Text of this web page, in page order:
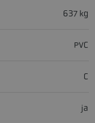
637 kg
PVC
C
ja